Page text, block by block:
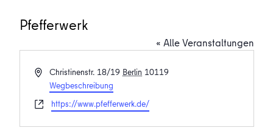
Pfefferwerk
« Alle Veranstaltungen
AdresseChristinenstr. 18/19 Berlin 10119
Wegbeschreibung
Webseitehttps://www.pfefferwerk.de/